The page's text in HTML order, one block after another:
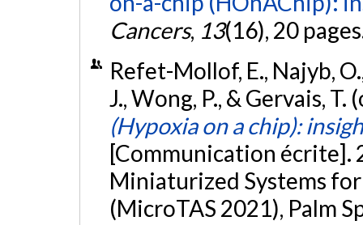
Cancers, 13(16), 20
Refet-Mollof, E., Najyb,
J., Wong, P., & Gervais,
(Hypoxia on a chip):
[Communication
Miniaturized Systems
(MicroTAS 2021), Palm